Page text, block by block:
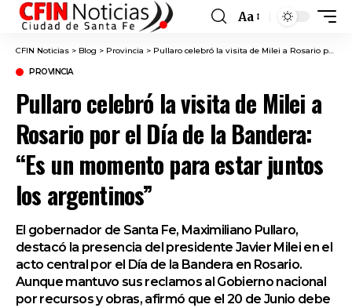
Font
Resizer
Aa
CFIN Noticias > Blog > Provincia > Pullaro celebró la visita de Milei a Rosario por el Día de la Bandera: “Es un momento para estar juntos los argentinos”
PROVINCIA
Pullaro celebró la visita de Milei a
Rosario por el Día de la Bandera:
“Es un momento para estar juntos
los argentinos”
El gobernador de Santa Fe, Maximiliano Pullaro,
destacó la presencia del presidente Javier Milei en el
acto central por el Día de la Bandera en Rosario.
Aunque mantuvo sus reclamos al Gobierno nacional
por recursos y obras, afirmó que el 20 de Junio debe